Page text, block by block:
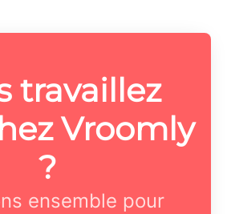
travaillez
Vroomly
?
ensemble pour